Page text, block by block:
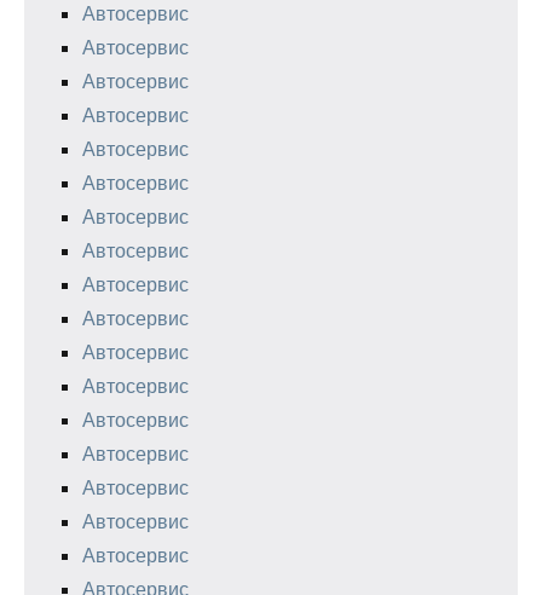
Автосервис
Автосервис
Автосервис
Автосервис
Автосервис
Автосервис
Автосервис
Автосервис
Автосервис
Автосервис
Автосервис
Автосервис
Автосервис
Автосервис
Автосервис
Автосервис
Автосервис
Автосервис